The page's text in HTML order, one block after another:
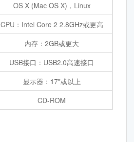
OS X (Mac OS X)，Linux
CPU：Intel Core 2 2.8GHz或更高
内存：2GB或更大
USB接口：USB2.0高速接口
显示器：17"或以上
CD-ROM